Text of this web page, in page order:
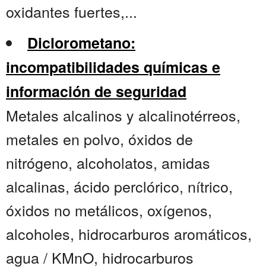
oxidantes fuertes,...
Diclorometano:
incompatibilidades químicas e
información de seguridad
Metales alcalinos y alcalinotérreos,
metales en polvo, óxidos de
nitrógeno, alcoholatos, amidas
alcalinas, ácido perclórico, nítrico,
óxidos no metálicos, oxígenos,
alcoholes, hidrocarburos aromáticos,
agua / KMnO, hidrocarburos